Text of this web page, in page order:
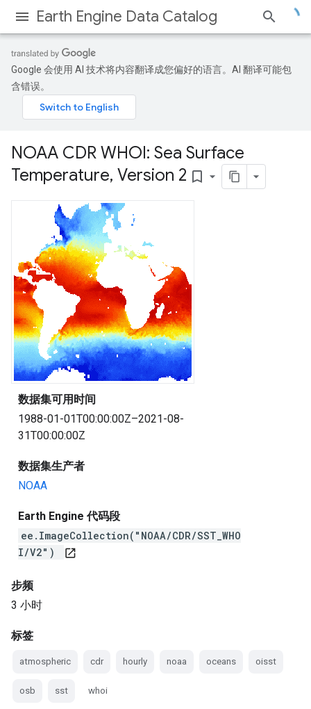
Earth Engine Data Catalog
Google 会使用 AI 技术将内容翻译成您偏好的语言。AI 翻译可能包
含错误。
NOAA CDR WHOI: Sea Surface
Temperature, Version 2 bookmark_border
数据集可用时间
1988-01-01T00:00:00Z–2021-08-
31T00:00:00Z
数据集生产者
NOAA
Earth Engine 代码段
ee.ImageCollection("NOAA/CDR/SST_WHO
I/V2")
open_in_new
步频
3 小时
标签
atmospheric cdr hourly noaa oceans oisst
osb sst whoi